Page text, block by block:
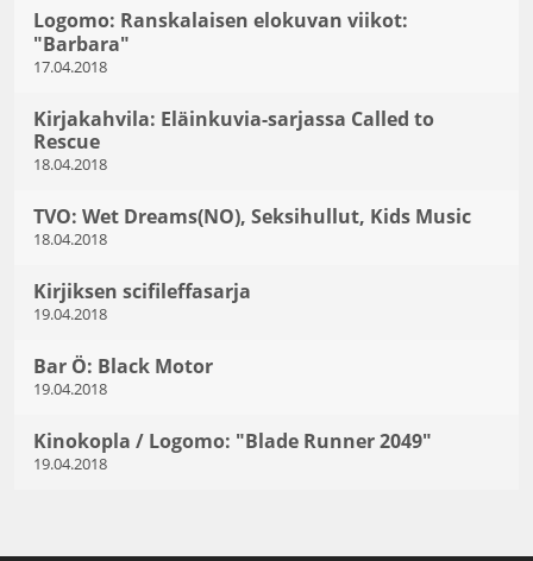
Logomo: Ranskalaisen elokuvan viikot:
"Barbara"
17.04.2018
Kirjakahvila: Eläinkuvia-sarjassa Called to
Rescue
18.04.2018
TVO: Wet Dreams(NO), Seksihullut, Kids Music
18.04.2018
Kirjiksen scifileffasarja
19.04.2018
Bar Ö: Black Motor
19.04.2018
Kinokopla / Logomo: "Blade Runner 2049"
19.04.2018